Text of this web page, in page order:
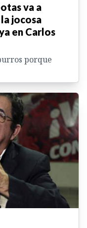
va a
jocosa
en Carlos
porque